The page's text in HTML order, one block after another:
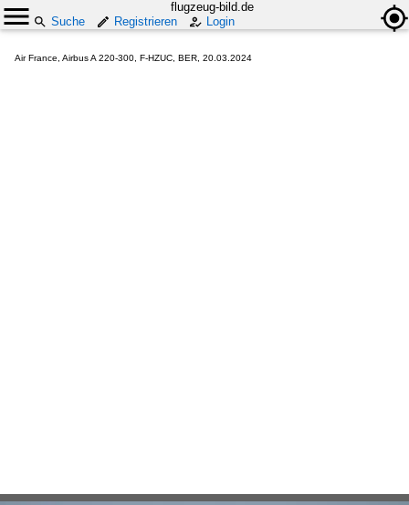
flugzeug-bild.de
Suche
Registrieren Login
Air France, Airbus A 220-300, F-HZUC, BER, 20.03.2024